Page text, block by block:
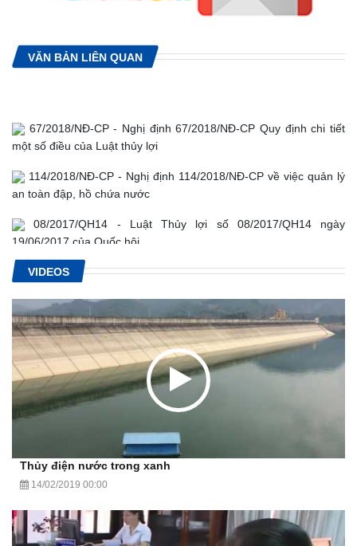
VĂN BẢN LIÊN QUAN
67/2018/NĐ-CP - Nghị định 67/2018/NĐ-CP Quy định chi tiết
một số điều của Luật thủy lợi
114/2018/NĐ-CP - Nghị định 114/2018/NĐ-CP về việc quản lý
an toàn đập, hồ chứa nước
08/2017/QH14 - Luật Thủy lợi số 08/2017/QH14 ngày
19/06/2017 của Quốc hội.
34/2010/TT-BCT - Thông tư Quy định về quản lý an toàn đập
của công trình thủy điện
72/2007/NĐ-CP - Nghị định về quản lý an toàn đập
VIDEOS
Thủy điện nước trong xanh
14/02/2019 00:00